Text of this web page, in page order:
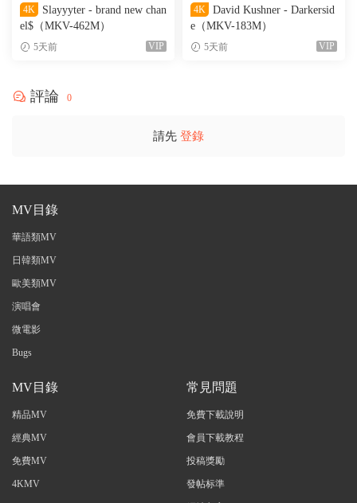
4K
Slayyyter - brand new chan
el$（MKV-462M）
5天前 VIP
4K
David Kushner - Darkersid
e（MKV-183M）
5天前 VIP
評論 0
請先 登錄
MV目錄
華語類MV
日韓類MV
歐美類MV
演唱會
微電影
Bugs
MV目錄
精品MV
經典MV
免費MV
4KMV
常見問題
免費下載說明
會員下載教程
投稿獎勵
發帖标準